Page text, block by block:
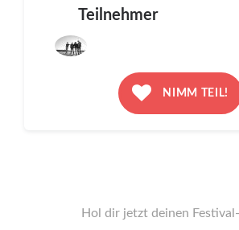
Teilnehmer
NIMM TEIL!
Hol dir jetzt deinen